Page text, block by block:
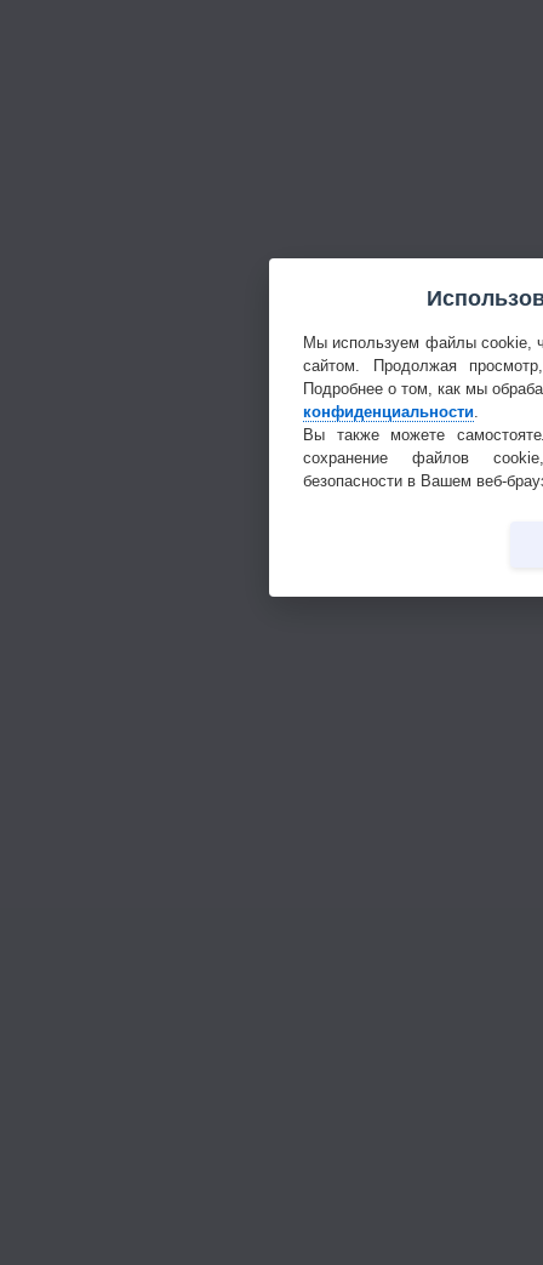
Мы используем файлы cookie,
сайтом. Продолжая
Подробнее о том, как мы
конфиденциальности
Вы также можете
сохранение файлов
безопасности в Вашем веб-